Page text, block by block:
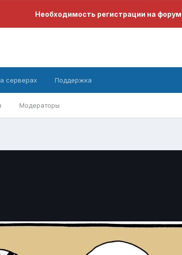
Необходимость регистрации на
Модераторы
серверах Поддержка